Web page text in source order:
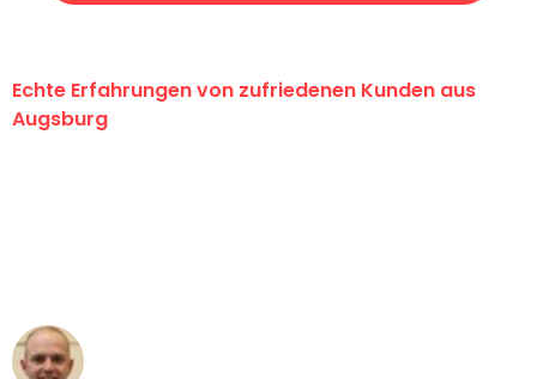
Echte Erfahrungen von zufriedenen Kunden aus
Augsburg